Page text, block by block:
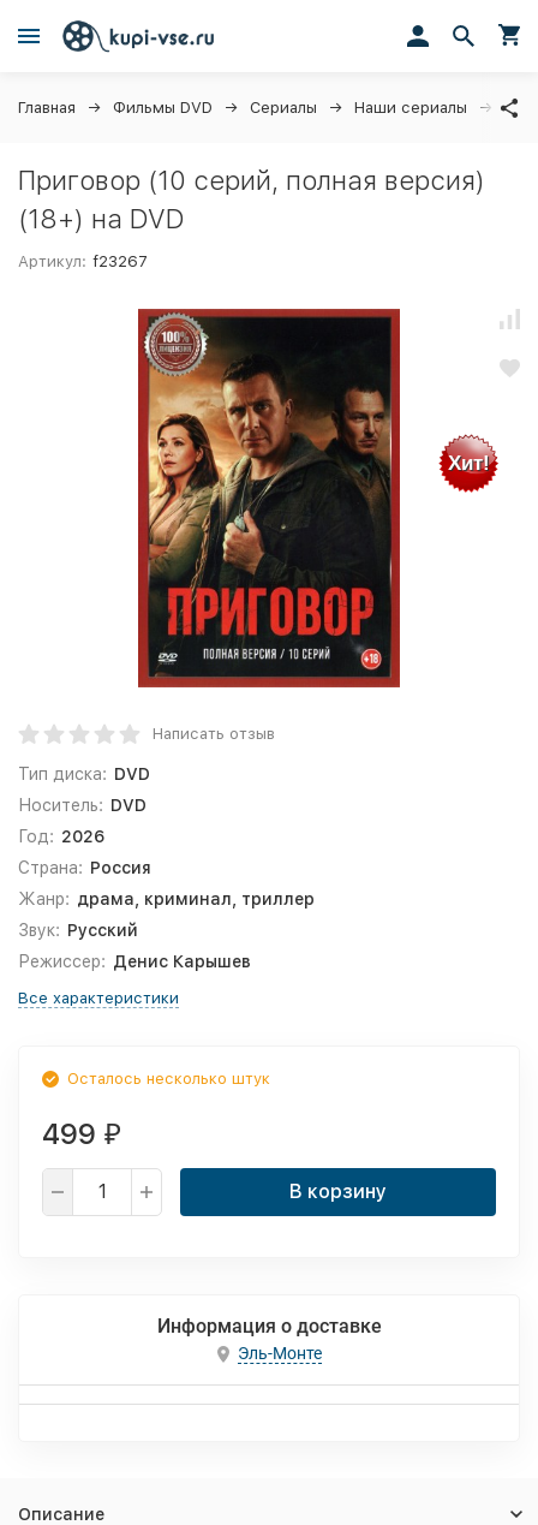
Главная Фильмы DVD Сериалы Наши сериалы
Приговор (10 серий, полная версия)
(18+) на DVD
Артикул: f23267
Хит!
Написать отзыв
Тип диска: DVD
Носитель: DVD
Год: 2026
Страна: Россия
Жанр: драма, криминал, триллер
Звук: Русский
Режиссер: Денис Карышев
Все характеристики
Осталось несколько штук
499 ₽
В корзину
Информация о доставке
Эль-Монте
Описание